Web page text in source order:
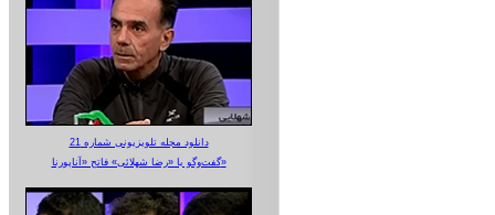
دانلود مجله تلویزیونی شماره 21
گفت‌وگو با «رضا شهلائی» فاتح «آناپورنا»